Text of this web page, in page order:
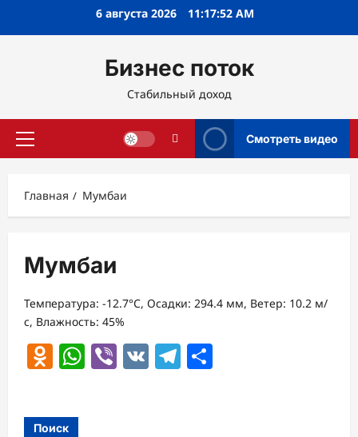
6 августа 2026 11:17:53 AM
Бизнес поток
Стабильный доход
Основное
Смотреть видео
Главная Мумбаи
Мумбаи
Температура: -12.7°C, Осадки: 294.4 мм, Ветер: 10.2 м/
с, Влажность: 45%
Odnoklassniki
WhatsApp
Viber
VK Telegram
Поиск